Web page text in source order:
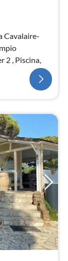
2 , Piscina,